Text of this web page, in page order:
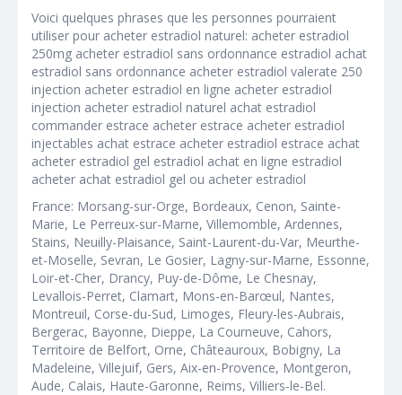
Voici quelques phrases que les personnes pourraient
utiliser pour acheter estradiol naturel: acheter estradiol
250mg acheter estradiol sans ordonnance estradiol achat
estradiol sans ordonnance acheter estradiol valerate 250
injection acheter estradiol en ligne acheter estradiol
injection acheter estradiol naturel achat estradiol
commander estrace acheter estrace acheter estradiol
injectables achat estrace acheter estradiol estrace achat
acheter estradiol gel estradiol achat en ligne estradiol
acheter achat estradiol gel ou acheter estradiol
France: Morsang-sur-Orge, Bordeaux, Cenon, Sainte-
Marie, Le Perreux-sur-Marne, Villemomble, Ardennes,
Stains, Neuilly-Plaisance, Saint-Laurent-du-Var, Meurthe-
et-Moselle, Sevran, Le Gosier, Lagny-sur-Marne, Essonne,
Loir-et-Cher, Drancy, Puy-de-Dôme, Le Chesnay,
Levallois-Perret, Clamart, Mons-en-Barœul, Nantes,
Montreuil, Corse-du-Sud, Limoges, Fleury-les-Aubrais,
Bergerac, Bayonne, Dieppe, La Courneuve, Cahors,
Territoire de Belfort, Orne, Châteauroux, Bobigny, La
Madeleine, Villejuif, Gers, Aix-en-Provence, Montgeron,
Aude, Calais, Haute-Garonne, Reims, Villiers-le-Bel.